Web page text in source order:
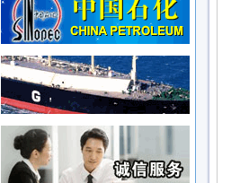
·山特电子（深圳）有限公司
·常州市中兴石油化工助剂有限公司
·姜堰市三联助剂有限公司
·四川中光高技术研究所有限责任公司
·江苏天安防雷工程有限责任公司
·山东东营胜利工业园区
·自贡五洲防腐安装有限公司
·西安长庆钻宇集团咸阳石化有限公司
·新疆新冠控制系统工程有限公司
·新疆安维消防设施器材有限公司
·华北石油津工机械制造有限公司
·中国石化茂名石化分公司
·上海山武控制仪表有限公司
·上海赛科石油化工有限责任公司
·河北卓唯钢管制造有限公司